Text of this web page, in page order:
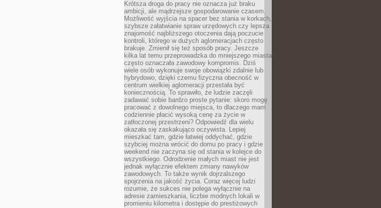
Krótsza droga do pracy nie oznacza już braku
ambicji, ale mądrzejsze gospodarowanie czasem.
Możliwość wyjścia na spacer bez stania w korkach,
szybsze załatwianie spraw urzędowych czy lepsza
znajomość najbliższego otoczenia dają poczucie
kontroli, którego w dużych aglomeracjach często
brakuje. Zmienił się też sposób pracy. Jeszcze
kilka lat temu przeprowadzka do mniejszego miasta
często oznaczała zawodowy kompromis. Dziś
wiele osób wykonuje swoje obowiązki zdalnie lub
hybrydowo, dzięki czemu fizyczna obecność w
centrum wielkiej aglomeracji przestała być
koniecznością. To sprawiło, że ludzie zaczęli
zadawać sobie bardzo proste pytanie: skoro mogę
pracować z dowolnego miejsca, to dlaczego mam
codziennie płacić wysoką cenę za życie w
zatłoczonej przestrzeni? Odpowiedź dla wielu
okazała się zaskakująco oczywista. Lepiej
mieszkać tam, gdzie łatwiej oddychać, gdzie
szybciej można wrócić do domu po pracy i gdzie
weekend nie zaczyna się od stania w kolejce do
wszystkiego. Odrodzenie małych miast nie jest
jednak wyłącznie efektem zmiany nawyków
zawodowych. To także wynik dojrzalszego
spojrzenia na jakość życia. Coraz więcej ludzi
rozumie, że sukces nie polega wyłącznie na
adresie zamieszkania, liczbie modnych lokali w
promieniu kilometra i dostępie do prestiżowych